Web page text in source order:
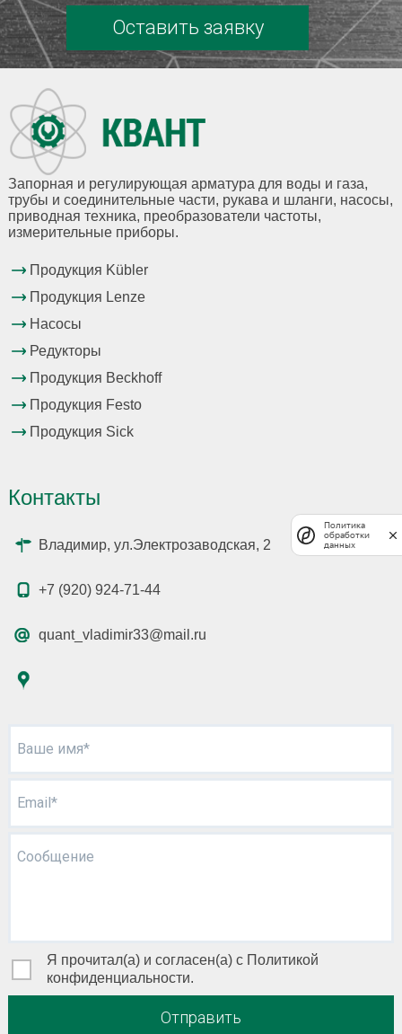
Оставить заявку
Запорная и регулирующая арматура для воды и газа,
трубы и соединительные части, рукава и шланги, насосы,
приводная техника, преобразователи частоты,
измерительные приборы.
Продукция Kübler
Продукция Lenze
Насосы
Редукторы
Продукция Beckhoff
Продукция Festo
Продукция Sick
Контакты
Владимир, ул.Электрозаводская, 2
+7 (920) 924-71-44
quant_vladimir33@mail.ru
Ваше имя*
Email*
Сообщение
Я прочитал(а) и согласен(а) с Политикой
конфиденциальности.
Отправить
Политика
обработки
данных